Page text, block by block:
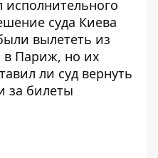
суда Киева
вылететь из
в Париж, но их
ли суд вернуть
за билеты